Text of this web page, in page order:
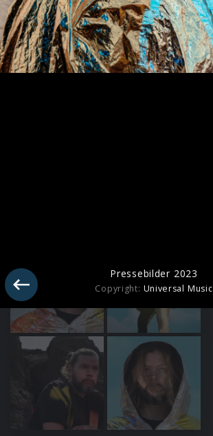
Pressebilder 2023
Copyright: Universal Music